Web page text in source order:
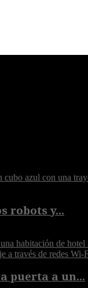
robots y...
puerta a un...